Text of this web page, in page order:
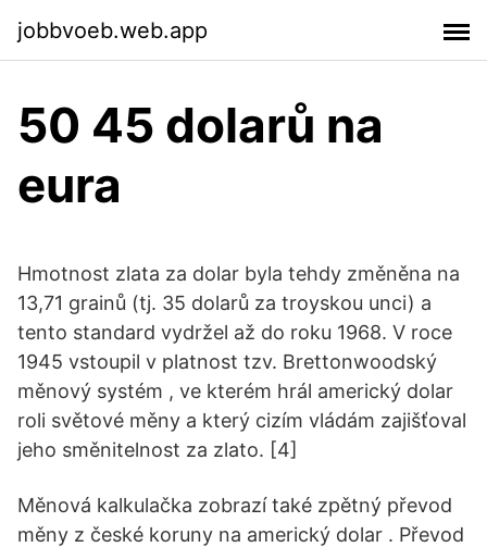
jobbvoeb.web.app
50 45 dolarů na
eura
Hmotnost zlata za dolar byla tehdy změněna na
13,71 grainů (tj. 35 dolarů za troyskou unci) a
tento standard vydržel až do roku 1968. V roce
1945 vstoupil v platnost tzv. Brettonwoodský
měnový systém , ve kterém hrál americký dolar
roli světové měny a který cizím vládám zajišťoval
jeho směnitelnost za zlato. [4]
Měnová kalkulačka zobrazí také zpětný převod
měny z české koruny na americký dolar . Převod